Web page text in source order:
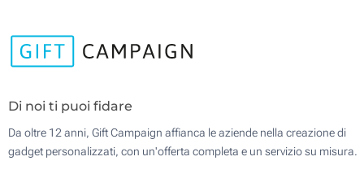
Di noi ti puoi fidare
Da oltre 12 anni, Gift Campaign affianca le aziende nella creazione di
gadget personalizzati, con un'offerta completa e un servizio su misura.